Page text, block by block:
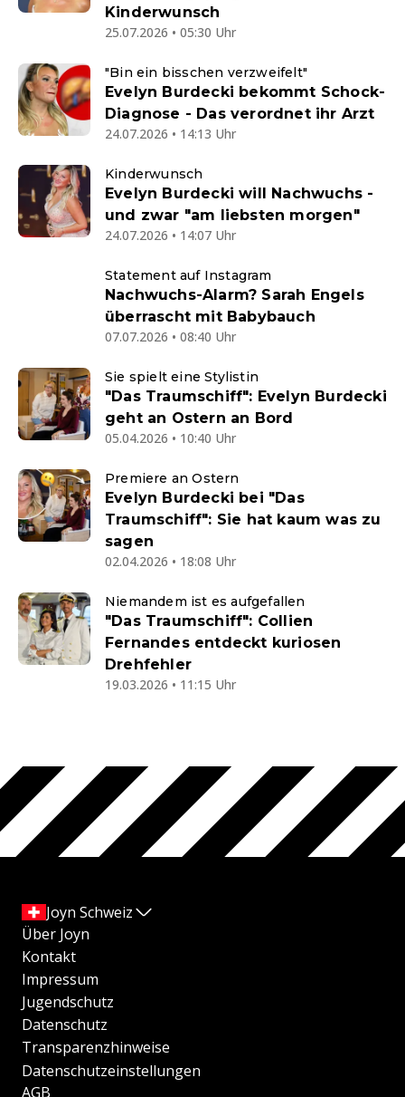
Kinderwunsch
25.07.2026 • 05:30 Uhr
"Bin ein bisschen verzweifelt"
Evelyn Burdecki bekommt Schock-
Diagnose - Das verordnet ihr Arzt
24.07.2026 • 14:13 Uhr
Kinderwunsch
Evelyn Burdecki will Nachwuchs -
und zwar "am liebsten morgen"
24.07.2026 • 14:07 Uhr
Statement auf Instagram
Nachwuchs-Alarm? Sarah Engels
überrascht mit Babybauch
07.07.2026 • 08:40 Uhr
Sie spielt eine Stylistin
"Das Traumschiff": Evelyn Burdecki
geht an Ostern an Bord
05.04.2026 • 10:40 Uhr
Premiere an Ostern
Evelyn Burdecki bei "Das
Traumschiff": Sie hat kaum was zu
sagen
02.04.2026 • 18:08 Uhr
Niemandem ist es aufgefallen
"Das Traumschiff": Collien
Fernandes entdeckt kuriosen
Drehfehler
19.03.2026 • 11:15 Uhr
Joyn Schweiz
Über Joyn
Kontakt
Impressum
Jugendschutz
Datenschutz
Transparenzhinweise
Datenschutzeinstellungen
AGB